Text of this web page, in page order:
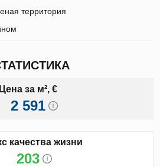
территория
Цена за м², €
2 591
качества жизни
203